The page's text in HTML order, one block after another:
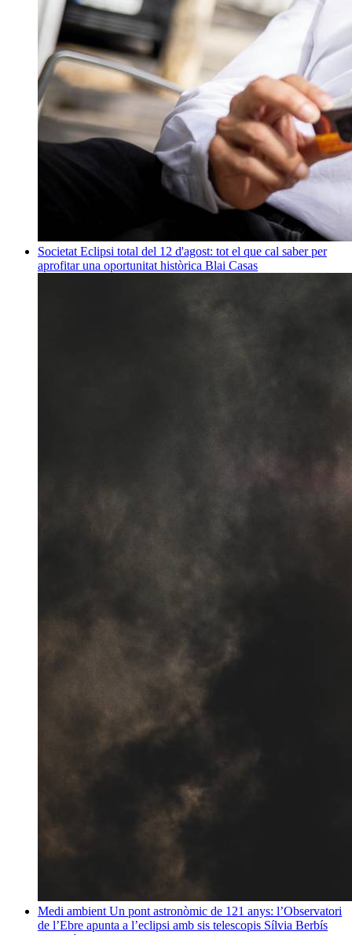
Societat Eclipsi total del 12 d'agost: tot el que cal saber per
aprofitar una oportunitat històrica Blai Casas
Medi ambient Un pont astronòmic de 121 anys: l’Observatori
de l’Ebre apunta a l’eclipsi amb sis telescopis Sílvia Berbís